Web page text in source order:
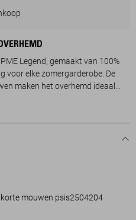
Legend, gemaakt van 100%
voor elke zomergarderobe. De
maken het overhemd ideaal
met een bijzonder patroon
voor een speelse, maar toch
en de subtiele PME
avond is dit PME Legend
broek te dragen, afhankelijk van
een lichte jeans of een korte broek
de duurzame stoffen geniet je
mouwen psis2504204